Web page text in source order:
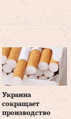
Украина
сокращает
производство